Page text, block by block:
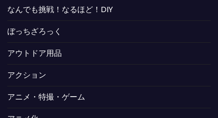
なんでも挑戦！なるほど！DIY
ぼっちざろっく
アウトドア用品
アクション
アニメ・特撮・ゲーム